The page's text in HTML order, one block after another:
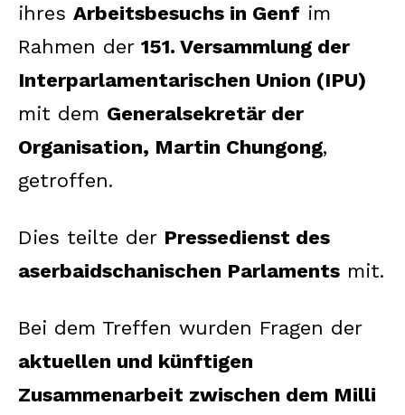
ihres Arbeitsbesuchs in Genf im
Rahmen der 151. Versammlung der
Interparlamentarischen Union (IPU)
mit dem Generalsekretär der
Organisation, Martin Chungong,
getroffen.
Dies teilte der Pressedienst des
aserbaidschanischen Parlaments mit.
Bei dem Treffen wurden Fragen der
aktuellen und künftigen
Zusammenarbeit zwischen dem Milli